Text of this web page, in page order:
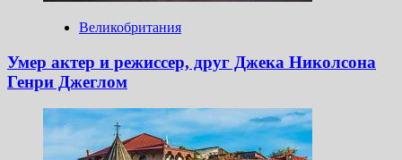
Великобритания
Умер актер и режиссер, друг Джека Николсона
Генри Джеглом